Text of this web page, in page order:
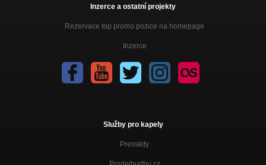
Inzerce a ostatní projekty
Rezervace top promo pozice na homepage
Inzerce
Služby pro kapely
Presskity